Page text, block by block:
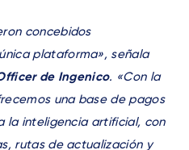
concebidos
plataforma», señala
de Ingenico. «Con la
una base de pagos
la inteligencia artificial, con
rutas de actualización y